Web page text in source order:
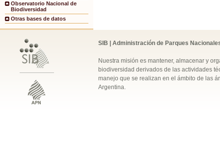
Observatorio Nacional de
Biodiversidad
Otras bases de datos
SIB | Administración de Parques
Nuestra misión es mantener, almacenar y
biodiversidad derivados de las actividades
manejo que se realizan en el ámbito de las
Argentina.